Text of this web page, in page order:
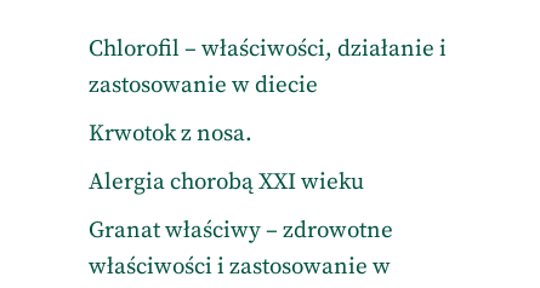
Chlorofil – właściwości, działanie i
zastosowanie w diecie
Krwotok z nosa.
Alergia chorobą XXI wieku
Granat właściwy – zdrowotne
właściwości i zastosowanie w